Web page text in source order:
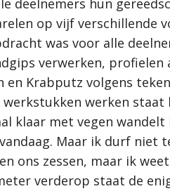
deelnemers hun
op vijf
was voor alle
verwerken,
Krabputz volgens
werken
klaar met vegen
Maar ik durf
ons zessen, maar ik
verderop staat de